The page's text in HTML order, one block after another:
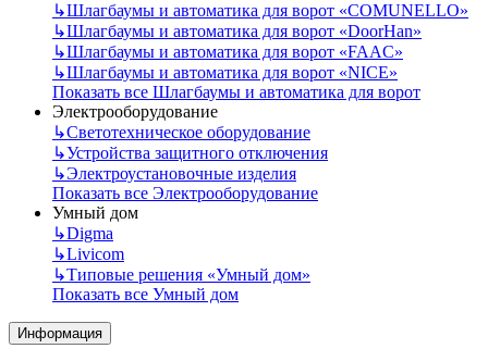
↳Шлагбаумы и автоматика для ворот «COMUNELLO»
↳Шлагбаумы и автоматика для ворот «DoorHan»
↳Шлагбаумы и автоматика для ворот «FAAC»
↳Шлагбаумы и автоматика для ворот «NICE»
Показать все Шлагбаумы и автоматика для ворот
Электрооборудование
↳Светотехническое оборудование
↳Устройства защитного отключения
↳Электроустановочные изделия
Показать все Электрооборудование
Умный дом
↳Digma
↳Livicom
↳Типовые решения «Умный дом»
Показать все Умный дом
Информация